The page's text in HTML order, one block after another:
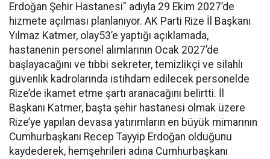
Erdoğan Şehir Hastanesi" adıyla 29 Ekim 2027’de
hizmete açılması planlanıyor. AK Parti Rize İl Başkanı
Yılmaz Katmer, olay53’e yaptığı açıklamada,
hastanenin personel alımlarının Ocak 2027’de
başlayacağını ve tıbbi sekreter, temizlikçi ve silahlı
güvenlik kadrolarında istihdam edilecek personelde
Rize’de ikamet etme şartı aranacağını belirtti. İl
Başkanı Katmer, başta şehir hastanesi olmak üzere
Rize’ye yapılan devasa yatırımların en büyük mimarının
Cumhurbaşkanı Recep Tayyip Erdoğan olduğunu
kaydederek, hemşehrileri adına Cumhurbaşkanı